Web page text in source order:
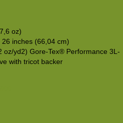
oz)
inches (66,04 cm)
oz/yd2) Gore-Tex® Performance 3L-
with tricot backer